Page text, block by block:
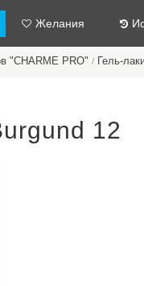
Желания
"CHARME PRO" / Гель-
12